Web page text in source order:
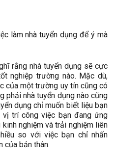
rằng nhà tuyển dụng sẽ cực
nghiệp trường nào. Mặc dù,
của một trường uy tín cũng có
phải nhà tuyển dụng nào cũng
dụng chỉ muốn biết liệu bạn
trí công việc bạn đang ứng
nghiệm và trải nghiệm liên
so với việc bạn chỉ nhấn
của bản thân.